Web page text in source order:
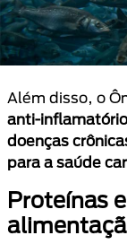
Além disso, o
anti-
doenças
para a saúde
Proteínas